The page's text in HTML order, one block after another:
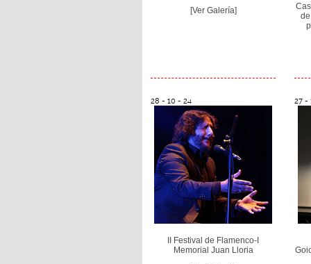
[Ver Galería]
28 - 10 - 24
II Festival de Flamenco-I
Memorial Juan Lloria
27 -